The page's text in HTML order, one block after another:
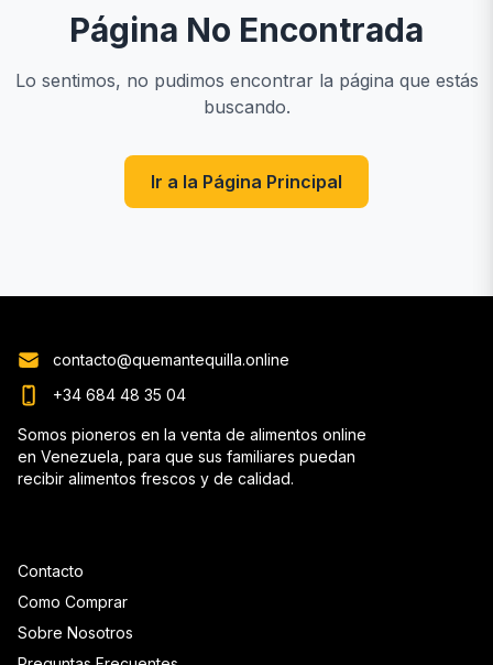
Página No Encontrada
Lo sentimos, no pudimos encontrar la página que estás
buscando.
Ir a la Página Principal
Contacto
Como Comprar
Sobre Nosotros
contacto@quemantequilla.online
+34 684 48 35 04
Somos pioneros en la venta de alimentos online
en Venezuela, para que sus familiares puedan
recibir alimentos frescos y de calidad.